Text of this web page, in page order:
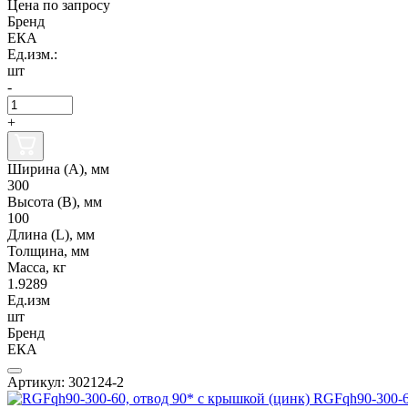
Цена по запросу
Бренд
ЕКА
Ед.изм.:
шт
-
+
Ширина (А), мм
300
Высота (В), мм
100
Длина (L), мм
Толщина, мм
Масса, кг
1.9289
Ед.изм
шт
Бренд
ЕКА
Артикул: 302124-2
RGFqh90-